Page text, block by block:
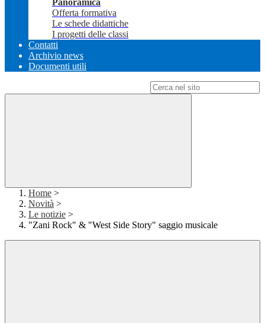
Panoramica
Offerta formativa
Le schede didattiche
I progetti delle classi
Contatti
Archivio news
Documenti utili
Home >
Novità >
Le notizie >
"Zani Rock" & "West Side Story" saggio musicale